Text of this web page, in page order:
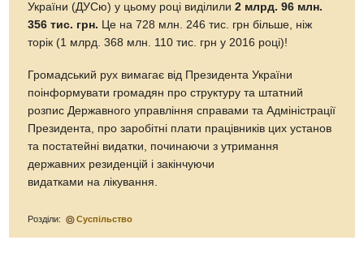
України (ДУСю) у цьому році виділили2 млрд. 96 млн.
356 тис. грн. Це на 728 млн. 246 тис. грн більше, ніж
торік (1 млрд. 368 млн. 110 тис. грн у 2016 році)!
Громадський рух вимагає від Президента України
поінформувати громадян про структуру та штатний
розпис Державного управління справами та Адміністрації
Президента, про заробітні плати працівників цих установ
та постатейні видатки, починаючи з утримання
державних резиденцій і закінчуючи
видатками на лікування.
Розділи: Суспільство